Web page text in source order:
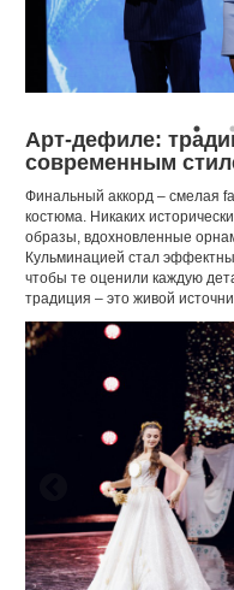
Арт-дефиле:
современным
Финальный аккорд – смелая
костюма. Никаких
образы, вдохновленные
Кульминацией стал
чтобы те оценили каждую
традиция – это живой